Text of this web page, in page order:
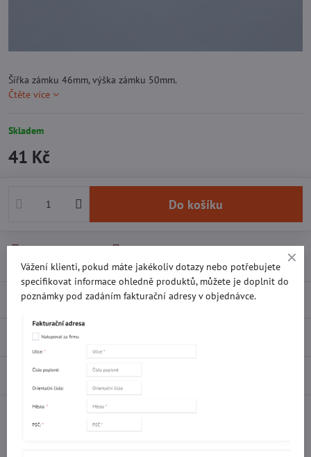
Šířka zámku 46mm, výška zámku 50mm.
Čtěte více
Skladem
41 Kč
Do košíku
Přidat k Oblíbeným Doručení
Popis
Recenze 0
Diskuse 0
Twitter
Vážení klienti, pokud máte jakékoliv dotazy nebo potřebujete
specifikovat informace ohledně produktů, můžete je doplnit do
poznámky pod zadáním fakturační adresy v objednávce.